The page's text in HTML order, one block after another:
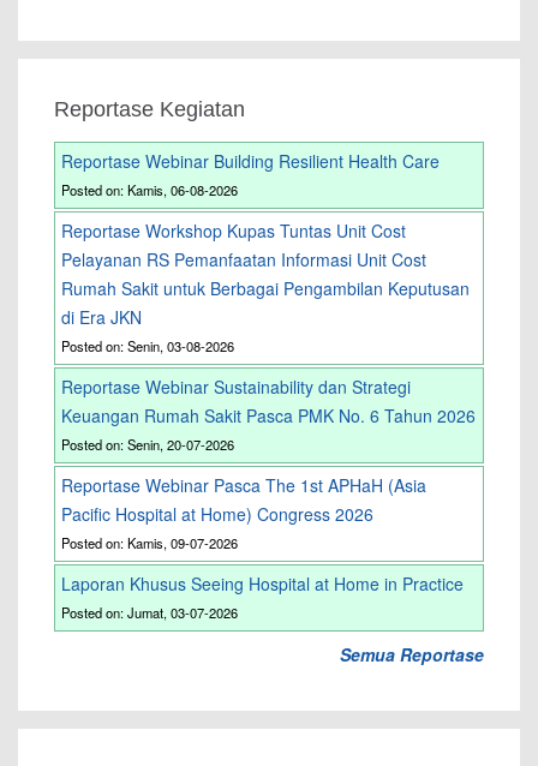
Reportase Kegiatan
Reportase Webinar Building Resilient Health Care
Posted on: Kamis, 06-08-2026
Reportase Workshop Kupas Tuntas Unit Cost
Pelayanan RS Pemanfaatan Informasi Unit Cost
Rumah Sakit untuk Berbagai Pengambilan Keputusan
di Era JKN
Posted on: Senin, 03-08-2026
Reportase Webinar Sustainability dan Strategi
Keuangan Rumah Sakit Pasca PMK No. 6 Tahun 2026
Posted on: Senin, 20-07-2026
Reportase Webinar Pasca The 1st APHaH (Asia
Pacific Hospital at Home) Congress 2026
Posted on: Kamis, 09-07-2026
Laporan Khusus Seeing Hospital at Home in Practice
Posted on: Jumat, 03-07-2026
Semua Reportase